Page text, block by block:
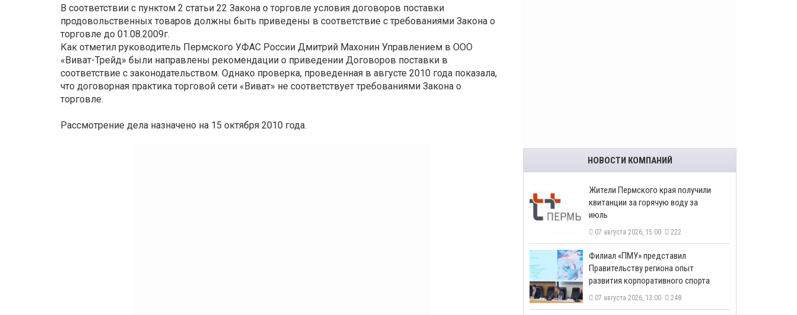
В соответствии с пунктом 2 статьи 22 Закона о торговле условия договоров поставки
продовольственных товаров должны быть приведены в соответствие с требованиями Закона о
торговле до 01.08.2009г.
Как отметил руководитель Пермского УФАС России Дмитрий Махонин Управлением в ООО
«Виват-Трейд» были направлены рекомендации о приведении Договоров поставки в
соответствие с законодательством. Однако проверка, проведенная в августе 2010 года показала,
что договорная практика торговой сети «Виват» не соответствует требованиями Закона о
торговле.
Рассмотрение дела назначено на 15 октября 2010 года.
НОВОСТИ КОМПАНИЙ
​Жители Пермского края получили
квитанции за горячую воду за
июль
07 августа 2026, 15:00 222
​Филиал «ПМУ» представил
Правительству региона опыт
развития корпоративного спорта
07 августа 2026, 13:00 248